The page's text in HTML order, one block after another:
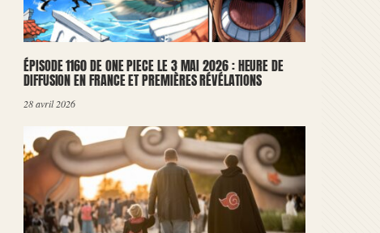
ÉPISODE 1160 DE ONE PIECE LE 3 MAI 2026 : HEURE DE
DIFFUSION EN FRANCE ET PREMIÈRES RÉVÉLATIONS
28 avril 2026